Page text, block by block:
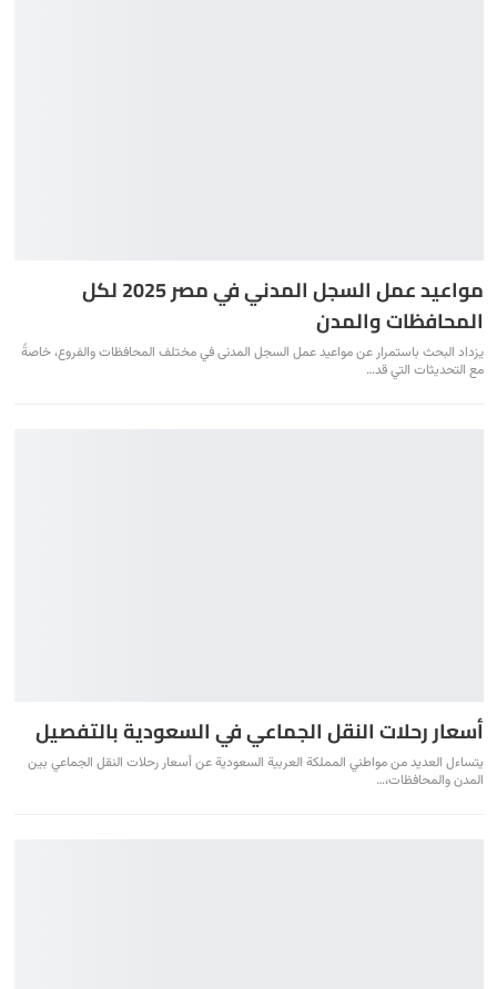
مواعيد عمل السجل المدني في مصر 2025 لكل
المحافظات والمدن
يزداد البحث باستمرار عن مواعيد عمل السجل المدنى في مختلف المحافظات والفروع، خاصةً
مع التحديثات التي قد…
أسعار رحلات النقل الجماعي في السعودية بالتفصيل
يتساءل العديد من مواطني المملكة العربية السعودية عن أسعار رحلات النقل الجماعي بين
المدن والمحافظات،…